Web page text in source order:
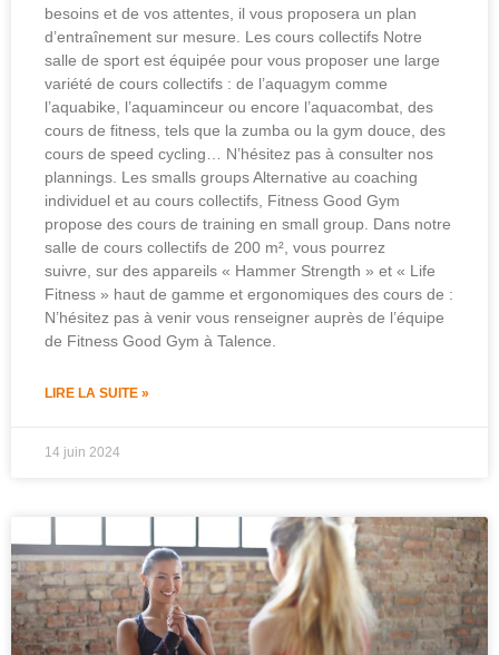
besoins et de vos attentes, il vous proposera un plan
d’entraînement sur mesure. Les cours collectifs Notre
salle de sport est équipée pour vous proposer une large
variété de cours collectifs : de l’aquagym comme
l’aquabike, l’aquaminceur ou encore l’aquacombat, des
cours de fitness, tels que la zumba ou la gym douce, des
cours de speed cycling… N’hésitez pas à consulter nos
plannings. Les smalls groups Alternative au coaching
individuel et au cours collectifs, Fitness Good Gym
propose des cours de training en small group. Dans notre
salle de cours collectifs de 200 m², vous pourrez
suivre, sur des appareils « Hammer Strength » et « Life
Fitness » haut de gamme et ergonomiques des cours de :
N’hésitez pas à venir vous renseigner auprès de l’équipe
de Fitness Good Gym à Talence.
LIRE LA SUITE »
14 juin 2024